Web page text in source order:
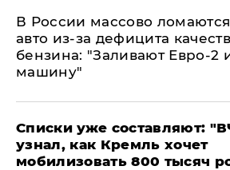
В России массово
авто из-за дефицита
бензина: "Заливают Евро-2
машину"
Списки уже составляют:
узнал, как Кремль хочет
мобилизовать 800 тысяч